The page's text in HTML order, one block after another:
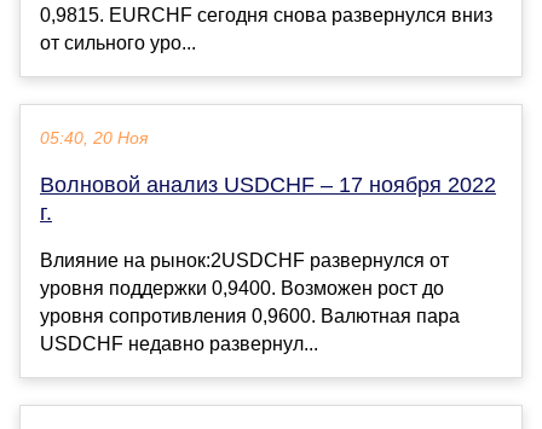
0,9815. EURCHF сегодня снова развернулся вниз
от сильного уро...
05:40, 20 Ноя
Волновой анализ USDCHF – 17 ноября 2022
г.
Влияние на рынок:2USDCHF развернулся от
уровня поддержки 0,9400. Возможен рост до
уровня сопротивления 0,9600. Валютная пара
USDCHF недавно развернул...